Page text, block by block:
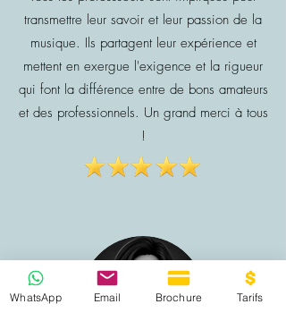
transmettre leur savoir et leur passion de la
musique. Ils partagent leur expérience et
mettent en exergue l'exigence et la rigueur
qui font la différence entre de bons amateurs
et des professionnels. Un grand merci à tous
!
WhatsApp Email Brochure Tarifs